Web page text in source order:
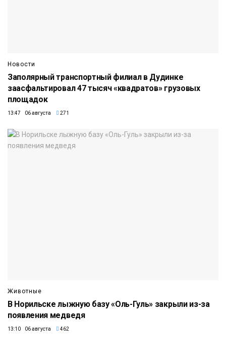
Новости
Заполярный транспортный филиал в Дудинке
заасфальтировал 47 тысяч «квадратов» грузовых
площадок
13:47 06 августа 271
Животные
В Норильске лыжную базу «Оль-Гуль» закрыли из-за
появления медведя
13:10 06 августа 462